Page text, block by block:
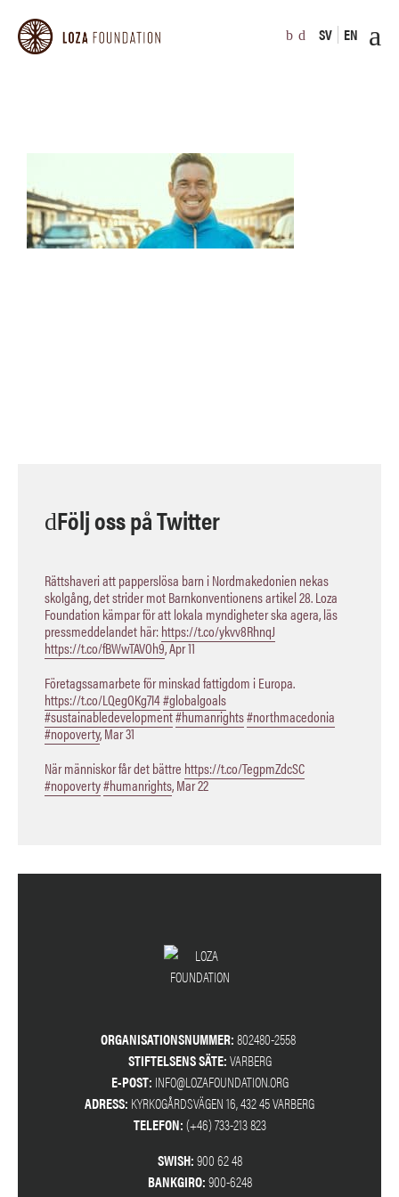
SV EN
Följ oss på Twitter
Rättshaveri att papperslösa barn i Nordmakedonien nekas
skolgång, det strider mot Barnkonventionens artikel 28. Loza
Foundation kämpar för att lokala myndigheter ska agera, läs
pressmeddelandet här:https://t.co/ykvv8RhnqJ
https://t.co/fBWwTAVOh9,Apr 11
Företagssamarbete för minskad fattigdom i Europa.
https://t.co/LQegOKg7I4#globalgoals
#sustainabledevelopment#humanrights#northmacedonia
#nopoverty,Mar 31
När människor får det bättre https://t.co/TegpmZdcSC
#nopoverty#humanrights,Mar 22
ORGANISATIONSNUMMER:802480-2558
STIFTELSENS SÄTE:VARBERG
E-POST: INFO@LOZAFOUNDATION.ORG
ADRESS: KYRKOGÅRDSVÄGEN 16, 432 45 VARBERG
TELEFON:(+46) 733-213 823
SWISH:900 62 48
BANKGIRO:900-6248